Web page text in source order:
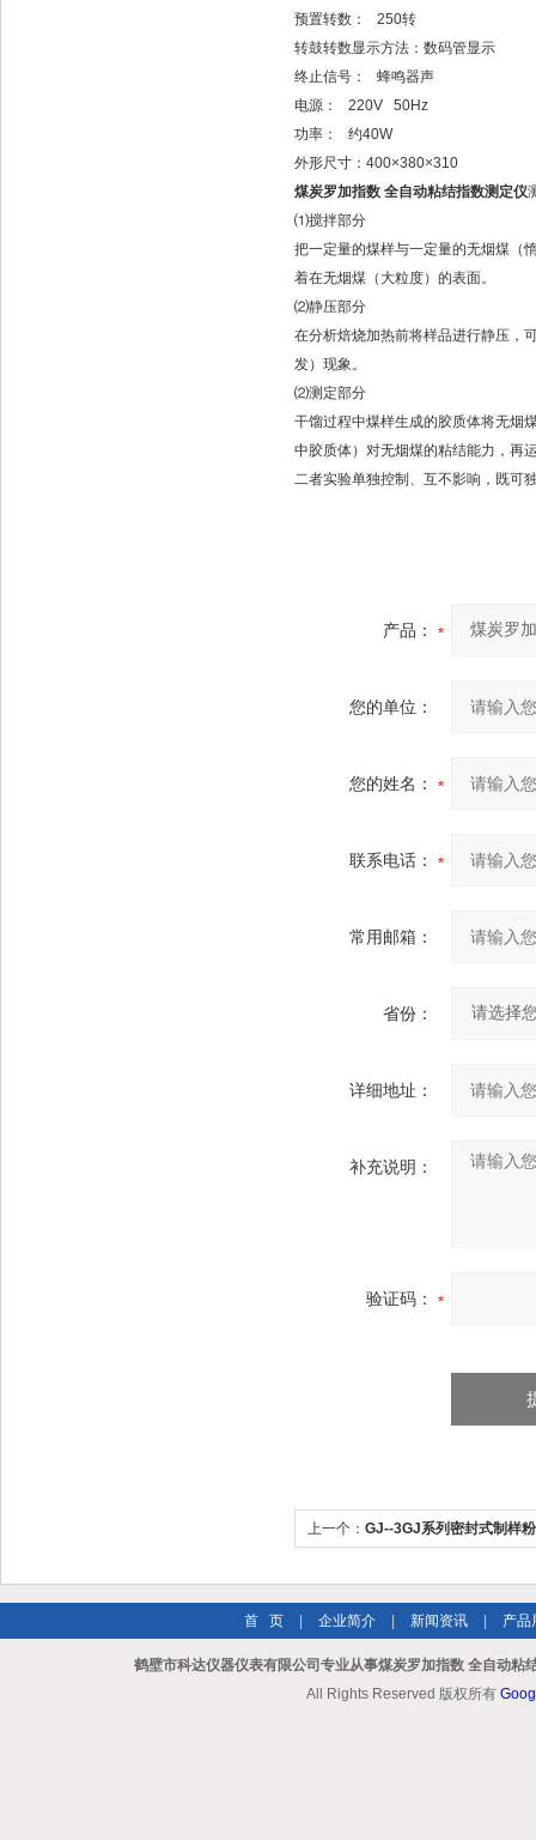
预置转数： 250转
转鼓转数显示方法：数码管显示
终止信号： 蜂鸣器声
电源： 220V 50Hz
功率： 约40W
外形尺寸：400×380×310
煤炭罗加指数 全自动粘结指数测定仪
⑴搅拌部分
把一定量的煤样与一定量的无烟煤（
着在无烟煤（大粒度）的表面。
⑵静压部分
在分析焙烧加热前将样品进行静压，
发）现象。
⑵测定部分
干馏过程中煤样生成的胶质体将无烟
中胶质体）对无烟煤的粘结能力，再
二者实验单独控制、互不影响，既可
产品：
您的单位：
您的姓名：
联系电话：
常用邮箱：
省份：
详细地址：
补充说明：
验证码：
上一个： GJ--3GJ系列密封式制样
首 页 企业简介 新闻资讯 产品
鹤壁市科达仪器仪表有限公司专业从事煤炭罗加指数 全自动
All Rights Reserved 版权所有